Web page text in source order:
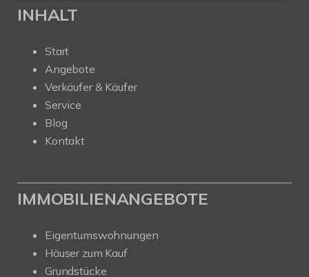
INHALT
Start
Angebote
Verkäufer & Käufer
Service
Blog
Kontakt
IMMOBILIENANGEBOTE
Eigentumswohnungen
Häuser zum Kauf
Grundstücke